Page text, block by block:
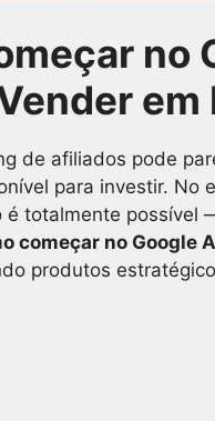
no
em
de afiliados pode
para investir. No
é totalmente possível
começar no Google
produtos